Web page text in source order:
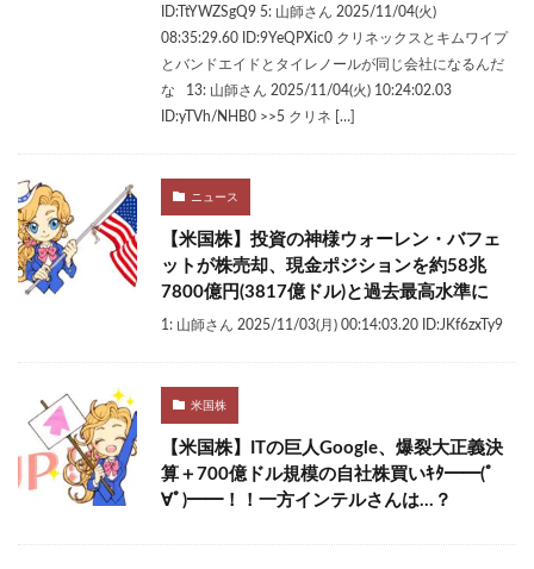
ID:TtYWZSgQ9 5: 山師さん 2025/11/04(火)
08:35:29.60 ID:9YeQPXic0 クリネックスとキムワイプ
とバンドエイドとタイレノールが同じ会社になるんだ
な 13: 山師さん 2025/11/04(火) 10:24:02.03
ID:yTVh/NHB0 >>5 クリネ […]
ニュース
【米国株】投資の神様ウォーレン・バフェ
ットが株売却、現金ポジションを約58兆
7800億円(3817億ドル)と過去最高水準に
1: 山師さん 2025/11/03(月) 00:14:03.20 ID:JKf6zxTy9
米国株
【米国株】ITの巨人Google、爆裂大正義決
算＋700億ドル規模の自社株買いｷﾀ━━(ﾟ
∀ﾟ)━━！！一方インテルさんは…？